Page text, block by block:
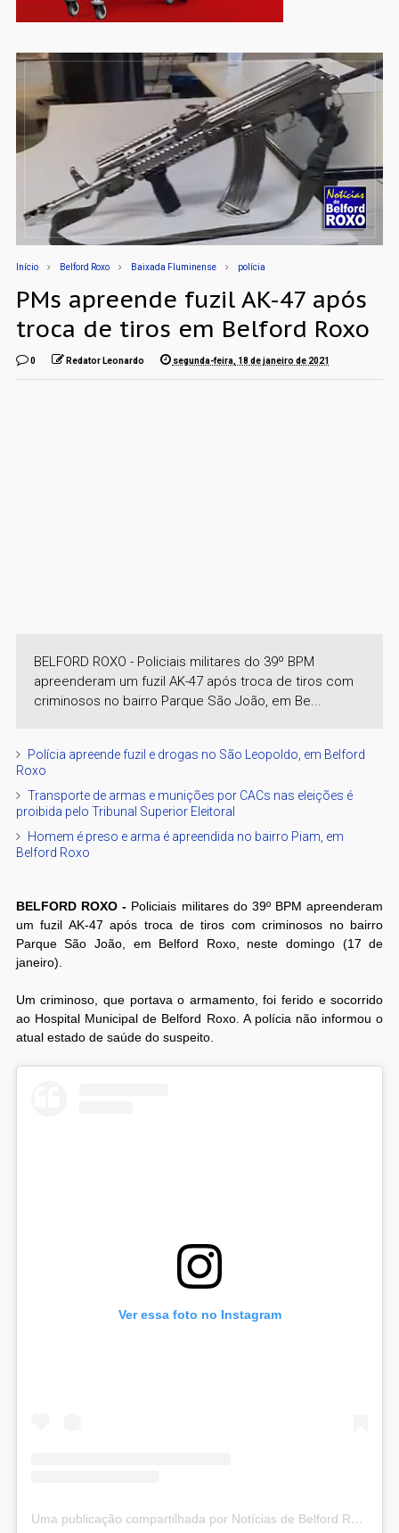
Início Belford Roxo Baixada Fluminense polícia
PMs apreende fuzil AK-47 após
troca de tiros em Belford Roxo
0 Redator Leonardo segunda-feira, 18 de janeiro de 2021
BELFORD ROXO - Policiais militares do 39º BPM
apreenderam um fuzil AK-47 após troca de tiros com
criminosos no bairro Parque São João, em Be...
Polícia apreende fuzil e drogas no São Leopoldo, em Belford
Roxo
Transporte de armas e munições por CACs nas eleições é
proibida pelo Tribunal Superior Eleitoral
Homem é preso e arma é apreendida no bairro Piam, em
Belford Roxo
BELFORD ROXO - Policiais militares do 39º BPM apreenderam
um fuzil AK-47 após troca de tiros com criminosos no bairro
Parque São João, em Belford Roxo, neste domingo (17 de
janeiro).
Um criminoso, que portava o armamento, foi ferido e socorrido
ao Hospital Municipal de Belford Roxo. A polícia não informou o
atual estado de saúde do suspeito.
Ver essa foto no Instagram
Uma publicação compartilhada por Notícias de Belford Roxo (@noticiasbelfordroxo)